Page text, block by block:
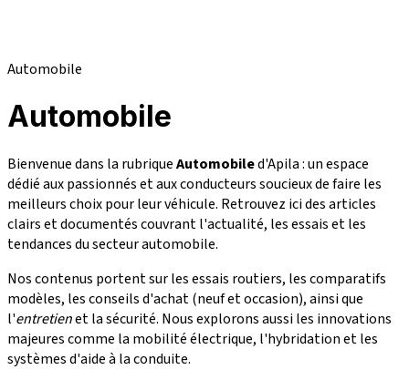
Automobile
Automobile
Bienvenue dans la rubriqueAutomobiled'Apila : un espace
dédié aux passionnés et aux conducteurs soucieux de faire les
meilleurs choix pour leur véhicule. Retrouvez ici des articles
clairs et documentés couvrant l'actualité, les essais et les
tendances du secteur automobile.
Nos contenus portent sur les essais routiers, les comparatifs
modèles, les conseils d'achat (neuf et occasion), ainsi que
l'entretienet la sécurité. Nous explorons aussi les innovations
majeures comme la mobilité électrique, l'hybridation et les
systèmes d'aide à la conduite.